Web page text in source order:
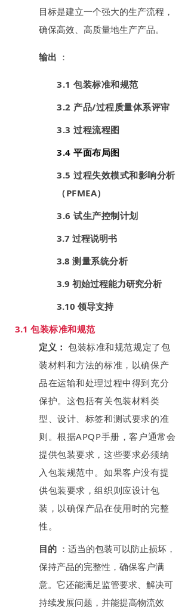
目标是建立一个强大的生产流程，
确保高效、高质量地生产产品。
输出 ：
3.1 包装标准和规范
3.2 产品/过程质量体系评审
3.3 过程流程图
3.4 平面布局图
3.5 过程失效模式和影响分析
（PFMEA）
3.6 试生产控制计划
3.7 过程说明书
3.8 测量系统分析
3.9 初始过程能力研究分析
3.10 领导支持
3.1 包装标准和规范
定义： 包装标准和规范规定了包
装材料和方法的标准，以确保产
品在运输和处理过程中得到充分
保护。这包括有关包装材料类
型、设计、标签和测试要求的准
则。根据APQP手册，客户通常会
提供包装要求，这些要求必须纳
入包装规范中。如果客户没有提
供包装要求，组织则应设计包
装，以确保产品在使用时的完整
性。
目的 ：适当的包装可以防止损坏，
保持产品的完整性，确保客户满
意。它还能满足监管要求、解决可
持续发展问题，并能提高物流效